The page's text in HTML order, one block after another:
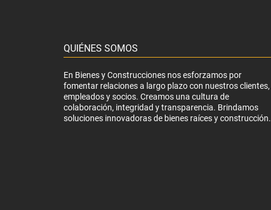
QUIÉNES SOMOS
En Bienes y Construcciones nos esforzamos por
fomentar relaciones a largo plazo con nuestros clientes,
empleados y socios. Creamos una cultura de
colaboración, integridad y transparencia. Brindamos
soluciones innovadoras de bienes raíces y construcción.